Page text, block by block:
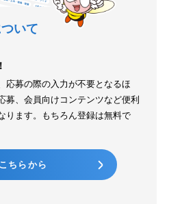
いて
応募の際の入力が不要となるほ
募、会員向けコンテンツなど便利
ります。もちろん登録は無料で
ちらから